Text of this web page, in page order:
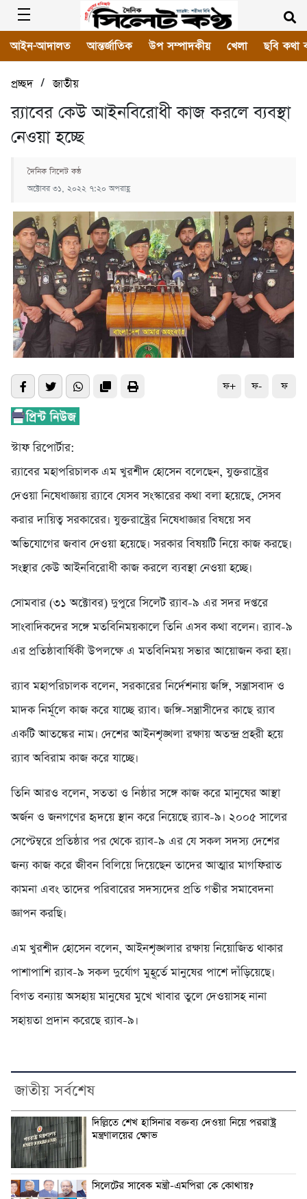
আইন-আদালত আন্তর্জাতিক উপ সম্পাদকীয় খেলা ছবি কথা
প্রচ্ছদ/জাতীয়
র‌্যাবের কেউ আইনবিরোধী কাজ করলে ব্যবস্থা
নেওয়া হচ্ছে
দৈনিক সিলেট কন্ঠ
অক্টোবর ৩১, ২০২২ ৭:২০ অপরাহ্ণ
ফ+ ফ- ফ
স্টাফ রিপোর্টার:
র‍্যাবের মহাপরিচালক এম খুরশীদ হোসেন বলেছেন, যুক্তরাষ্ট্রের
দেওয়া নিষেধাজ্ঞায় র‍্যাবে যেসব সংস্কারের কথা বলা হয়েছে, সেসব
করার দায়িত্ব সরকারের। যুক্তরাষ্ট্রের নিষেধাজ্ঞার বিষয়ে সব
অভিযোগের জবাব দেওয়া হয়েছে। সরকার বিষয়টি নিয়ে কাজ করছে।
সংস্থার কেউ আইনবিরোধী কাজ করলে ব্যবস্থা নেওয়া হচ্ছে।
সোমবার (৩১ অক্টোবর) দুপুরে সিলেট র‍্যাব-৯ এর সদর দপ্তরে
সাংবাদিকদের সঙ্গে মতবিনিময়কালে তিনি এসব কথা বলেন। র‍্যাব-৯
এর প্রতিষ্ঠাবার্ষিকী উপলক্ষে এ মতবিনিময় সভার আয়োজন করা হয়।
র‍্যাব মহাপরিচালক বলেন, সরকারের নির্দেশনায় জঙ্গি, সন্ত্রাসবাদ ও
মাদক নির্মূলে কাজ করে যাচ্ছে র‍্যাব। জঙ্গি-সন্ত্রাসীদের কাছে র‍্যাব
একটি আতঙ্কের নাম। দেশের আইনশৃঙ্খলা রক্ষায় অতন্দ্র প্রহরী হয়ে
র‍্যাব অবিরাম কাজ করে যাচ্ছে।
তিনি আরও বলেন, সততা ও নিষ্ঠার সঙ্গে কাজ করে মানুষের আস্থা
অর্জন ও জনগণের হৃদয়ে স্থান করে নিয়েছে র‍্যাব-৯। ২০০৫ সালের
সেপ্টেম্বরে প্রতিষ্ঠার পর থেকে র‍্যাব-৯ এর যে সকল সদস্য দেশের
জন্য কাজ করে জীবন বিলিয়ে দিয়েছেন তাদের আত্মার মাগফিরাত
কামনা এবং তাদের পরিবারের সদস্যদের প্রতি গভীর সমাবেদনা
জ্ঞাপন করছি।
এম খুরশীদ হোসেন বলেন, আইনশৃঙ্খলার রক্ষায় নিয়োজিত থাকার
পাশাপাশি র‍্যাব-৯ সকল দুর্যোগ মুহূর্তে মানুষের পাশে দাঁড়িয়েছে।
বিগত বন্যায় অসহায় মানুষের মুখে খাবার তুলে দেওয়াসহ নানা
সহায়তা প্রদান করেছে র‍্যাব-৯।
জাতীয় সর্বশেষ
দিল্লিতে শেখ হাসিনার বক্তব্য দেওয়া নিয়ে পররাষ্ট্র
মন্ত্রণালয়ের ক্ষোভ
সিলেটের সাবেক মন্ত্রী-এমপিরা কে কোথায়?